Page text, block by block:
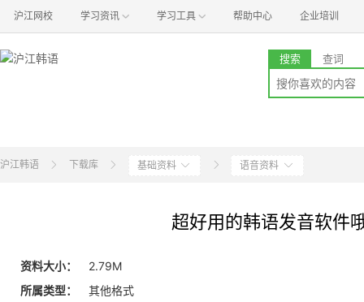
沪江网校 学习资讯 学习工具 帮助中心 企业培训
搜索 查词
沪江韩语 下载库 基础资料 语音资料
超好用的韩语发音软件
资料大小：
2.79M
所属类型：
其他格式